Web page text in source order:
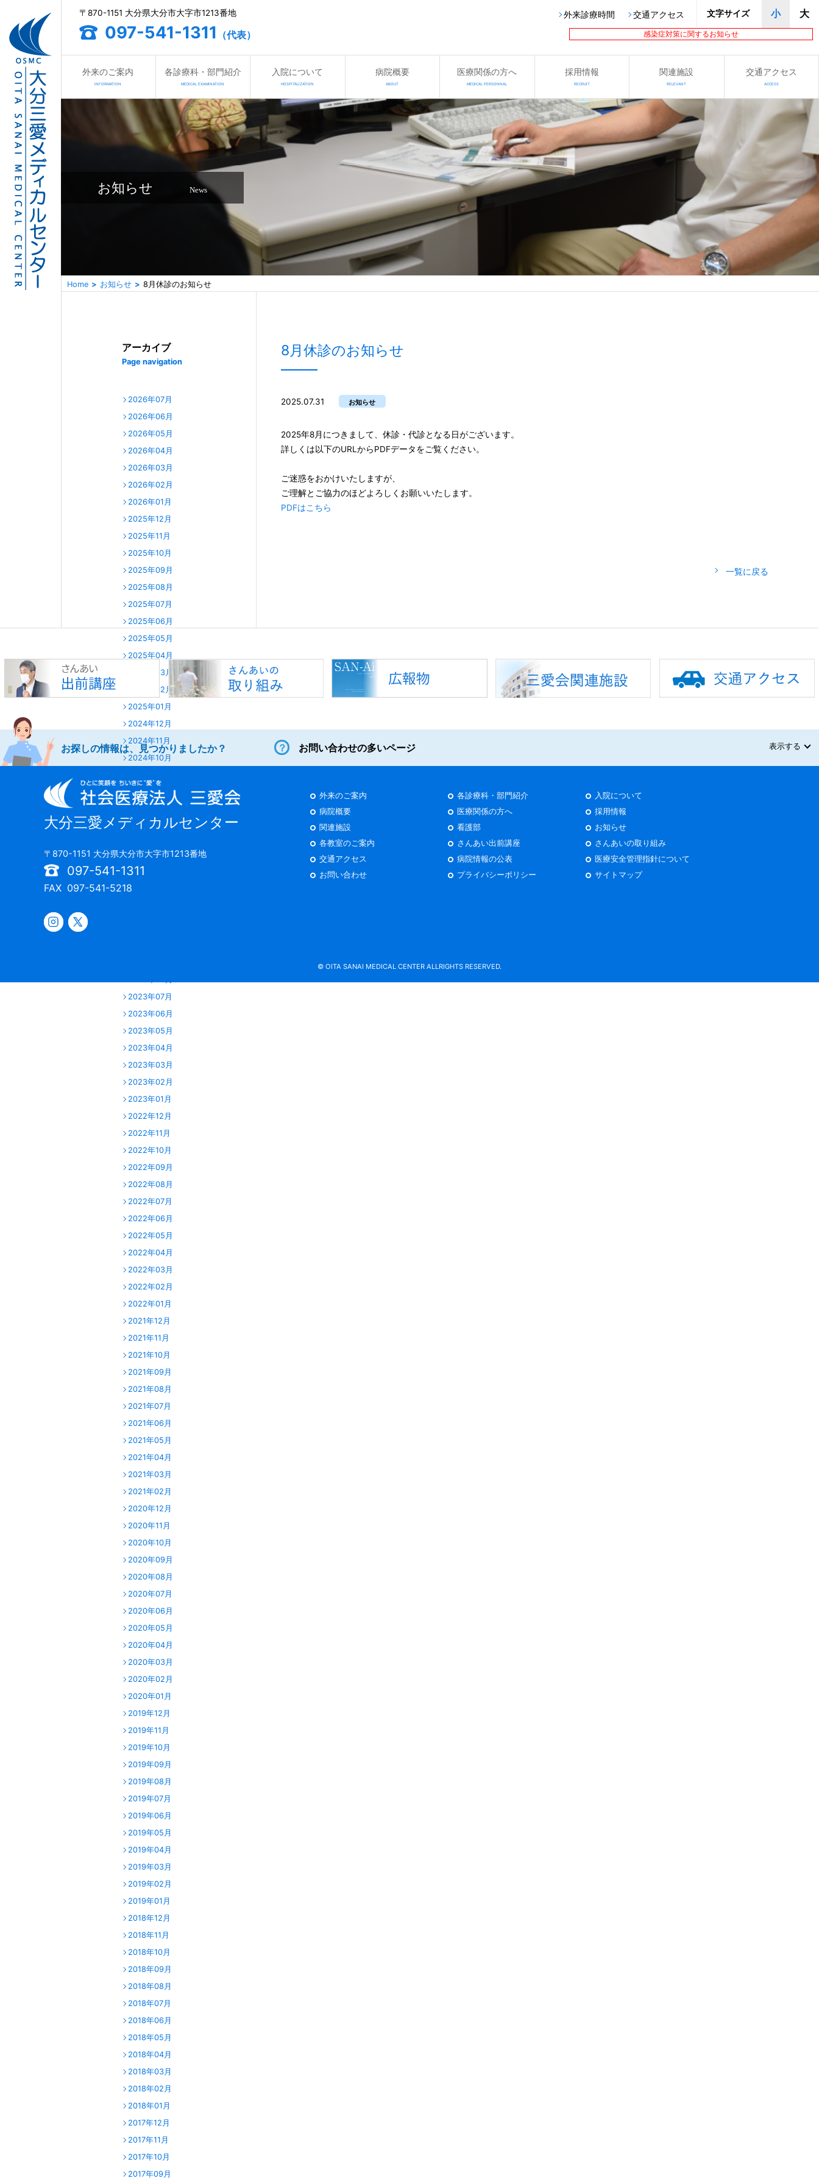
感染症対策に関するお知らせ
〒870-1151 大分県大分市大字市1213番地
097-541-1311 （代表）
外来診療時間 交通アクセス 文字サイズ 小 大
外来のご案内
INFORMATION
各診療科・部門紹介
MEDICAL EXAMINATION
入院について
HOSPITALIZATION
病院概要
ABOUT
医療関係の方へ
MEDICAL PERSONNAL
採用情報
RECRUIT
関連施設
RELEVANT
交通アクセス
ACCESS
お知らせ News
Home お知らせ 8月休診のお知らせ
8月休診のお知らせ
2025.07.31 お知らせ
2025年8月につきまして、休診・代診となる日がございます。
詳しくは以下のURLからPDFデータをご覧ください。
ご迷惑をおかけいたしますが、
ご理解とご協力のほどよろしくお願いいたします。
PDFはこちら
一覧に戻る
アーカイブ
Page navigation
2026年07月
2026年06月
2026年05月
2026年04月
2026年03月
2026年02月
2026年01月
2025年12月
2025年11月
2025年10月
2025年09月
2025年08月
2025年07月
2025年06月
2025年05月
2025年04月
2025年03月
2025年02月
2025年01月
2024年12月
2024年11月
2024年10月
2024年08月
2024年07月
2024年06月
2024年04月
2024年03月
2024年02月
2023年07月
2023年06月
2023年05月
2023年04月
2023年03月
2023年02月
2023年01月
2022年12月
2022年11月
2022年10月
2022年09月
2022年08月
2022年07月
2022年06月
2022年05月
2022年04月
2022年03月
2022年02月
2022年01月
2021年12月
2021年11月
2021年10月
2021年09月
2021年08月
2021年07月
2021年06月
2021年05月
2021年04月
2021年03月
2021年02月
2020年12月
2020年11月
2020年10月
2020年09月
2020年08月
2020年07月
2020年06月
2020年05月
2020年04月
2020年03月
2020年02月
2020年01月
2019年12月
2019年11月
2019年10月
2019年09月
2019年08月
2019年07月
2019年06月
2019年05月
2019年04月
2019年03月
2019年02月
2019年01月
2018年12月
2018年11月
2018年10月
2018年09月
2018年08月
2018年07月
2018年06月
2018年05月
2018年04月
2018年03月
2018年02月
2018年01月
2017年12月
2017年11月
2017年10月
2017年09月
お探しの情報は、見つかりましたか？ お問い合わせの多いページ 表示する
大分三愛メディカルセンター
〒870-1151 大分県大分市大字市1213番地
097-541-1311
FAX 097-541-5218
外来のご案内 各診療科・部門紹介
入院について
病院概要
医療関係の方へ
採用情報
関連施設
看護部
お知らせ
各教室のご案内
さんあい出前講座
さんあいの取り組み
交通アクセス
病院情報の公表
医療安全管理指針について
お問い合わせ
プライバシーポリシー サイトマップ
© OITA SANAI MEDICAL CENTER ALLRIGHTS RESERVED.